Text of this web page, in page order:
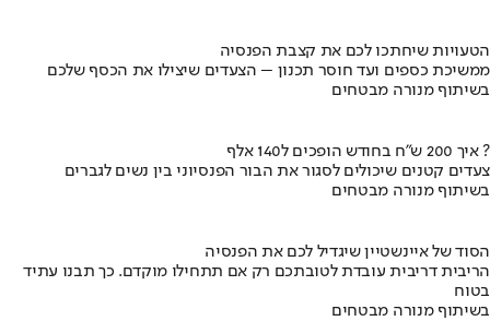
הטעויות שיחתכו לכם את קצבת הפנסיה
ממשיכת כספים ועד חוסר תכנון – הצעדים שיצילו את הכסף שלכם
בשיתוף מנורה מבטחים
איך 200 ש"ח בחודש הופכים ל140 אלף ?
צעדים קטנים שיכולים לסגור את הבור הפנסיוני בין נשים לגברים
בשיתוף מנורה מבטחים
הסוד של איינשטיין שיגדיל לכם את הפנסיה
הריבית דריבית עובדת לטובתכם רק אם תתחילו מוקדם. כך תבנו עתיד
בטוח
בשיתוף מנורה מבטחים